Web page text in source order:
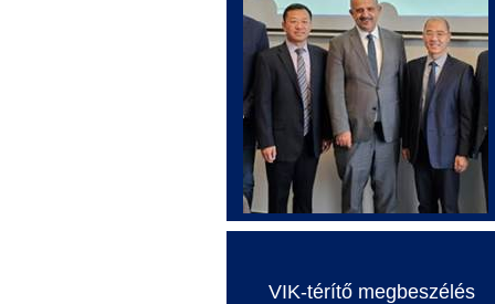
VIK-térítő megbeszélés